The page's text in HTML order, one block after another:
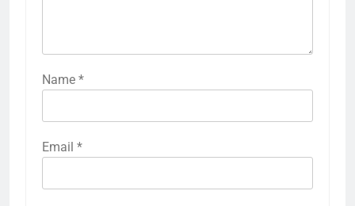
Name *
Email *